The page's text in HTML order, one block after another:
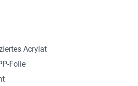
Acrylat
Folie